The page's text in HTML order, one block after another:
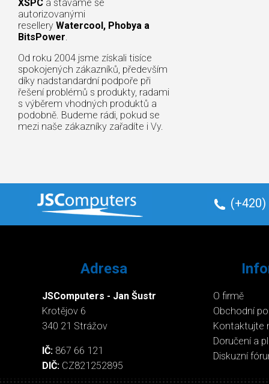
XSPC a stáváme se
autorizovanými
resellery Watercool, Phobya a
BitsPower.
Od roku 2004 jsme získali tisíce
spokojených zákazníků, především
díky nadstandardní podpoře při
řešení problémů s produkty, radami
s výběrem vhodných produktů a
podobně. Budeme rádi, pokud se
mezi naše zákazníky zařadíte i Vy.
(+420)
Adresa
JSComputers - Jan Šustr
Krotějov 6
340 21 Strážov
IČ: 867 66 121
DIČ: CZ821252895
O firmě
Obchodní
Kontaktujte
Doručení a
Diskuzní